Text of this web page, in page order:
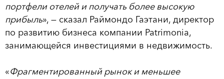
портфели отелей и получать более высокую
прибыль», — сказал Раймондо Гаэтани, директор
по развитию бизнеса компании Patrimonia,
занимающейся инвестициями в недвижимость.
«Фрагментированный рынок и меньшее